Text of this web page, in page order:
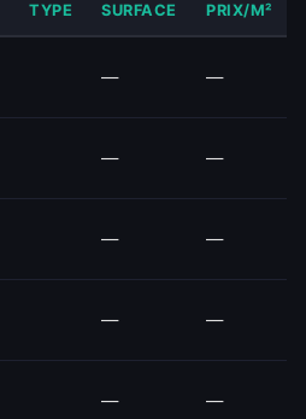
TYPE SURFACE PRIX/M²
— —
— —
— —
— —
— —